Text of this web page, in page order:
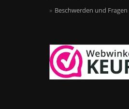
Beschwerden und Fragen